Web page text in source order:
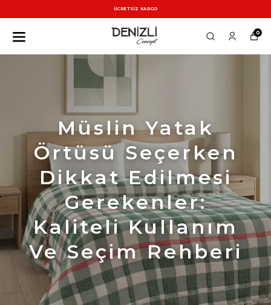
ÜCRETSİZ KARGO
0
Müslin Yatak
Örtüsü Seçerken
Dikkat Edilmesi
Gerekenler:
Kaliteli Kullanım
Ve Seçim Rehberi